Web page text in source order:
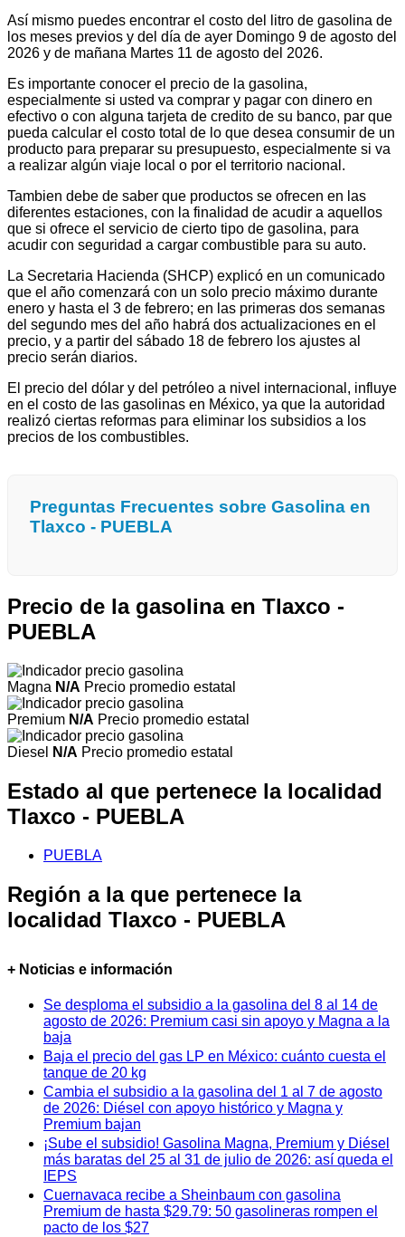
Así mismo puedes encontrar el costo del litro de gasolina de
los meses previos y del día de ayer Domingo 9 de agosto del
2026 y de mañana Martes 11 de agosto del 2026.
Es importante conocer el precio de la gasolina,
especialmente si usted va comprar y pagar con dinero en
efectivo o con alguna tarjeta de credito de su banco, par que
pueda calcular el costo total de lo que desea consumir de un
producto para preparar su presupuesto, especialmente si va
a realizar algún viaje local o por el territorio nacional.
Tambien debe de saber que productos se ofrecen en las
diferentes estaciones, con la finalidad de acudir a aquellos
que si ofrece el servicio de cierto tipo de gasolina, para
acudir con seguridad a cargar combustible para su auto.
La Secretaria Hacienda (SHCP) explicó en un comunicado
que el año comenzará con un solo precio máximo durante
enero y hasta el 3 de febrero; en las primeras dos semanas
del segundo mes del año habrá dos actualizaciones en el
precio, y a partir del sábado 18 de febrero los ajustes al
precio serán diarios.
El precio del dólar y del petróleo a nivel internacional, influye
en el costo de las gasolinas en México, ya que la autoridad
realizó ciertas reformas para eliminar los subsidios a los
precios de los combustibles.
Preguntas Frecuentes sobre Gasolina en
Tlaxco - PUEBLA
Precio de la gasolina en Tlaxco -
PUEBLA
Magna N/A Precio promedio estatal
Premium N/A Precio promedio estatal
Diesel N/A Precio promedio estatal
Estado al que pertenece la localidad
Tlaxco - PUEBLA
PUEBLA
Región a la que pertenece la
localidad Tlaxco - PUEBLA
+ Noticias e información
Se desploma el subsidio a la gasolina del 8 al 14 de
agosto de 2026: Premium casi sin apoyo y Magna a la
baja
Baja el precio del gas LP en México: cuánto cuesta el
tanque de 20 kg
Cambia el subsidio a la gasolina del 1 al 7 de agosto
de 2026: Diésel con apoyo histórico y Magna y
Premium bajan
¡Sube el subsidio! Gasolina Magna, Premium y Diésel
más baratas del 25 al 31 de julio de 2026: así queda el
IEPS
Cuernavaca recibe a Sheinbaum con gasolina
Premium de hasta $29.79: 50 gasolineras rompen el
pacto de los $27